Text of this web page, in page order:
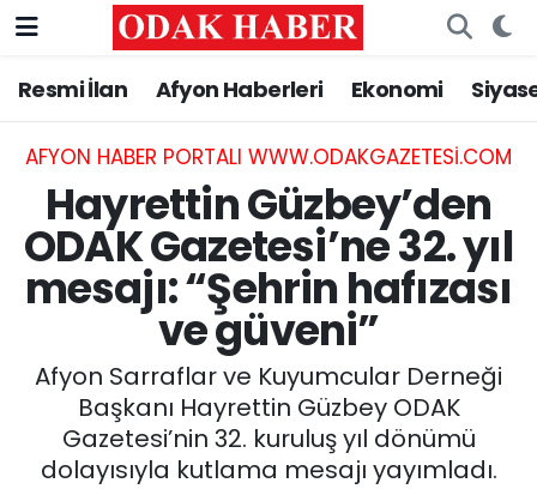
Resmi İlan Afyon Haberleri Ekonomi
AFYON HABER PORTALI WWW.ODAKGAZETESI.COM
Hayrettin Güzbey’den
ODAK Gazetesi’ne 32. yıl
mesajı: “Şehrin hafızası
ve güveni”
Afyon Sarraflar ve Kuyumcular Derneği
Başkanı Hayrettin Güzbey ODAK
Gazetesi’nin 32. kuruluş yıl dönümü
dolayısıyla kutlama mesajı yayımladı.
AFYONKARAHİSAR HABERLERİ
Resmi İlan
ASAYİŞ
GÜNCEL
EĞİTİM
MAGAZİN
Afyonkarahisar Nöbetçi Eczaneler
Afyonkarahisar Hava Durumu
Afyonkarahisar Namaz Vakitleri
Afyonkarahisar Trafik Yoğunluk Haritası
Süper Lig Puan Durumu ve Fikstür
Tüm Manşetler
Son Dakika Haberleri